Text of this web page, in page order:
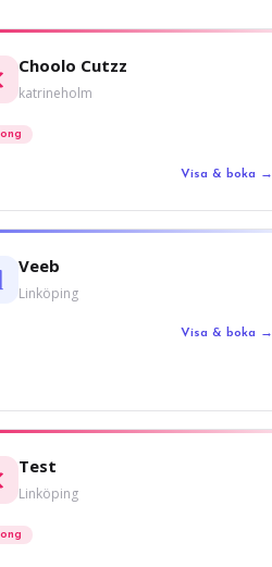
Choolo Cutzz
katrineholm
Visa & boka →
Veeb
Linköping
Visa & boka →
Test
Linköping